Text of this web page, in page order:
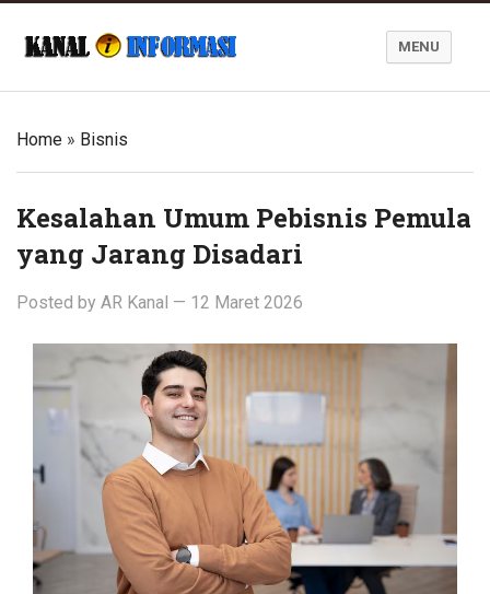
MENU
Home » Bisnis
Kesalahan Umum Pebisnis Pemula
yang Jarang Disadari
Posted by AR Kanal — 12 Maret 2026